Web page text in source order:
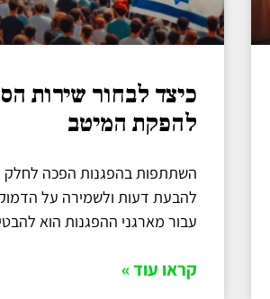
כיצד לבחור שירות
להפקת המיטב
השתתפות בהפגנות הפכה לחלק
להבעת דעות ולשמירה על
עבור מארגני ההפגנות הוא
קראו עוד »